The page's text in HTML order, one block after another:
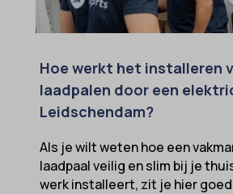
Hoe werkt het installeren
laadpalen door een
Leidschendam?
Als je wilt weten hoe een
laadpaal veilig en slim bij je
werk installeert, zit je hier